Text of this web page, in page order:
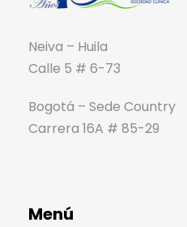
Neiva – Huila
Calle 5 # 6-73
Bogotá – Sede Country
Carrera 16A # 85-29
Menú